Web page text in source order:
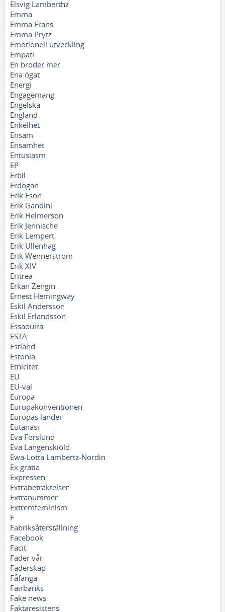
Elsvig Lamberthz
Emma
Emma Frans
Emma Prytz
Emotionell utveckling
Empati
En broder mer
Ena ögat
Energi
Engagemang
Engelska
England
Enkelhet
Ensam
Ensamhet
Entusiasm
EP
Erbil
Erdogan
Erik Eson
Erik Gandini
Erik Helmerson
Erik Jennische
Erik Lempert
Erik Ullenhag
Erik Wennerström
Erik XIV
Eritrea
Erkan Zengin
Ernest Hemingway
Eskil Andersson
Eskil Erlandsson
Essaouira
ESTA
Estland
Estonia
Etnicitet
EU
EU-val
Europa
Europakonventionen
Europas länder
Eutanasi
Eva Forslund
Eva Langenskiöld
Ewa-Lotta Lambertz-Nordin
Ex gratia
Expressen
Extrabetraktelser
Extranummer
Extremfeminism
F
Fabriksåterställning
Facebook
Facit
Fader vår
Faderskap
Fåfänga
Fairbanks
Fake news
Faktaresistens